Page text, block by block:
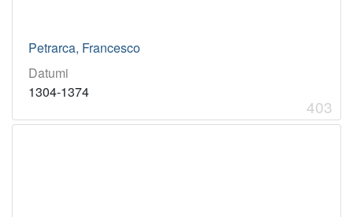
Petrarca, Francesco
Datumi
1304-1374
403